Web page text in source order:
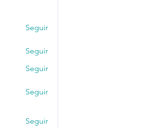
Seguir
Seguir
Seguir
Seguir
Seguir